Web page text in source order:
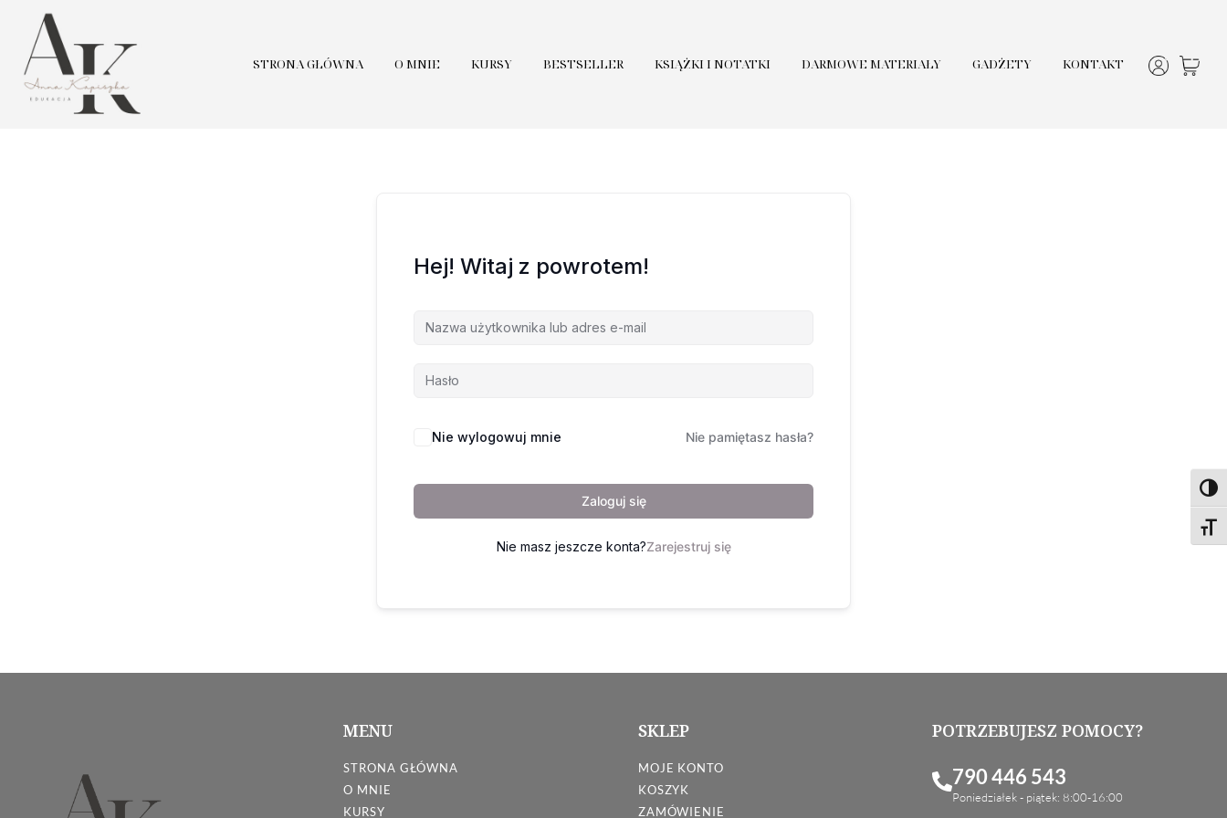
STRONA GŁÓWNA O MNIE KURSY BESTSELLER KSIĄŻKI I NOTATKI DARMOWE MATERIAŁY GADŻETY KONTAKT
Hej! Witaj z powrotem!
Nie wylogowuj mnie Nie pamiętasz hasła?
Zaloguj się
Nie masz jeszcze konta?Zarejestruj się
MENU
STRONA GŁÓWNA
O MNIE
KURSY
SKLEP
MOJE KONTO
KOSZYK
ZAMÓWIENIE
POTRZEBUJESZ POMOCY?
790 446 543
Poniedziałek - piątek: 8:00-16:00